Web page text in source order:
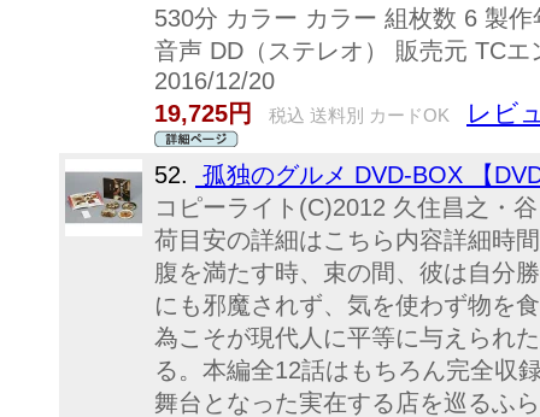
530分 カラー カラー 組枚数 6 製
音声 DD（ステレオ） 販売元 TC
2016/12/20
19,725円
税込 送料別 カードOK レビ
52.
孤独のグルメ DVD-BOX 【
コピーライト(C)2012 久住昌之・
荷目安の詳細はこちら内容詳細時
腹を満たす時、束の間、彼は自分
にも邪魔されず、気を使わず物を
為こそが現代人に平等に与えられ
る。本編全12話はもちろん完全収
舞台となった実在する店を巡るふ